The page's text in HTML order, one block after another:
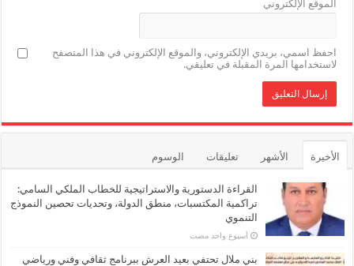
الموقع الإلكتروني
احفظ اسمي، بريدي الإلكتروني، والموقع الإلكتروني في هذا المتصفح
لاستخدامها المرة المقبلة في تعليقي.
الأخيرة الأشهر تعليقات الوسوم
القراءة الدستورية والاستراتيجية للخطاب الملكي السامي:
تراكمية المكتسبات، منطق الدولة، وتحديات تحصين النموذج
التنموي
‏أسبوع واحد مضت
بني ملال تحتفي بعيد العرش ببرنامج ثقافي وفني ورياضي